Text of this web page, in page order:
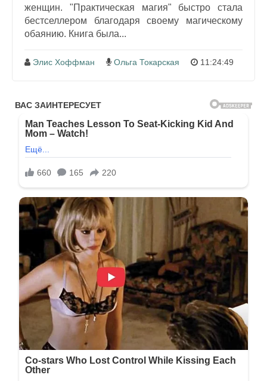
женщин. "Практическая магия" быстро стала
бестселлером благодаря своему магическому
обаянию. Книга была...
Элис Хоффман Ольга Токарская 11:24:49